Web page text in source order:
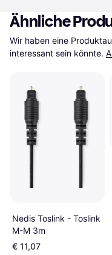
Ähnliche
Wir haben eine
interessant sein könnte.
Nedis Toslink - Toslink
M-M 3m
€ 11,07